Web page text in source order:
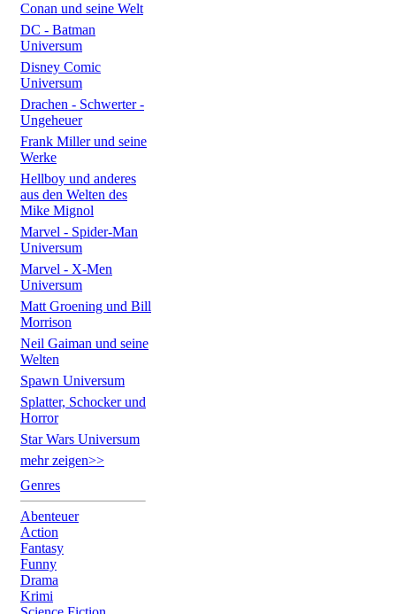
Conan und seine Welt
DC - Batman
Universum
Disney Comic
Universum
Drachen - Schwerter -
Ungeheuer
Frank Miller und seine
Werke
Hellboy und anderes
aus den Welten des
Mike Mignol
Marvel - Spider-Man
Universum
Marvel - X-Men
Universum
Matt Groening und Bill
Morrison
Neil Gaiman und seine
Welten
Spawn Universum
Splatter, Schocker und
Horror
Star Wars Universum
mehr zeigen>>
Genres
Abenteuer
Action
Fantasy
Funny
Drama
Krimi